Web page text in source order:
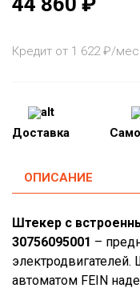
Кредит от 1 622₽/мес
Доставка
ОПИСАНИЕ
Штекер с
30756095001 –
автоматом FEIN